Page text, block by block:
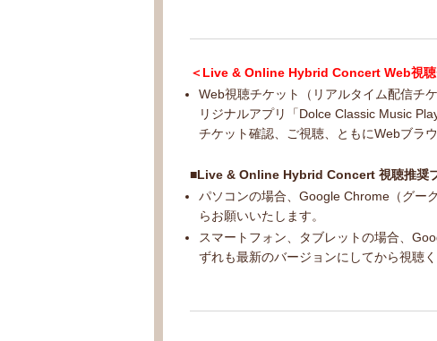
＜Live & Online Hybrid Concert Web視聴
Web視聴チケット（リアルタイム配信チ
リジナルアプリ「Dolce Classic Music
チケット確認、ご視聴、ともにWebブラ
■Live & Online Hybrid Concert 視聴推奨
パソコンの場合、Google Chrome（グー
らお願いいたします。
スマートフォン、タブレットの場合、
ずれも最新のバージョンにしてから視聴く